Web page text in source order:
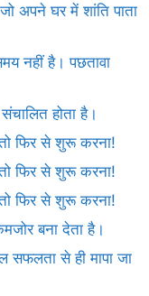
अपने घर में शांति पाता
नहीं है। पछतावा
होता है।
फिर से शुरू करना!
फिर से शुरू करना!
फिर से शुरू करना!
बना देता है।
सफलता से ही मापा जा